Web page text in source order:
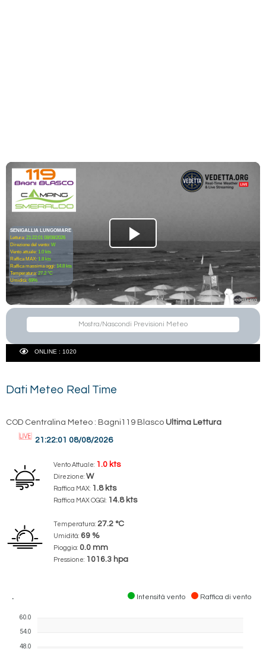
Mostra/Nascondi Previsioni Meteo
SENIGALLIA LUNGOMARE
Lettura: 21:22:01 08/08/2026
Direzione del vento: W
Vento attuale: 1.0 kts
Raffica MAX: 1.8 kts
Raffica massima oggi: 14.8 kts
Temperatura: 27.2 °C
Umidità: 69%
Dati Meteo Real Time
COD Centralina Meteo : Bagni119 Blasco Ultima Lettura
21:22:01 08/08/2026
Vento Attuale: 1.0 kts
Direzione: W
Raffica MAX: 1.8 kts
Raffica MAX OGGI: 14.8 kts
Temperatura: 27.2 °C
Umidità: 69 %
Pioggia: 0.0 mm
Pressione: 1016.3 hpa
Intensità vento Raffica di vento
.
60.0
54.0
48.0